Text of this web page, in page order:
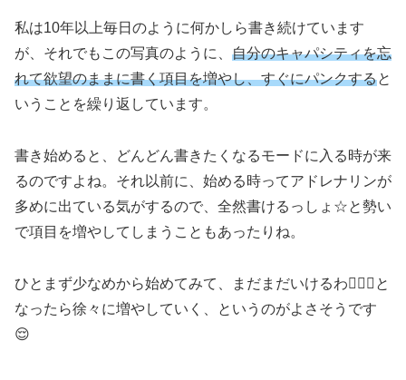
私は10年以上毎日のように何かしら書き続けています
が、それでもこの写真のように、 自分のキャパシティを忘
れて欲望のままに書く項目を増やし、すぐにパンクすると
いうことを繰り返しています。
書き始めると、どんどん書きたくなるモードに入る時が来
るのですよね。それ以前に、始める時ってアドレナリンが
多めに出ている気がするので、全然書けるっしょ☆と勢い
で項目を増やしてしまうこともあったりね。
ひとまず少なめから始めてみて、まだまだいけるわ🙆🏻‍♀️と
なったら徐々に増やしていく、というのがよさそうです
😌